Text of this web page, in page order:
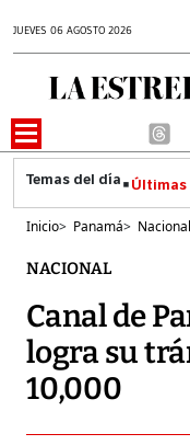
JUEVES 06 AGOSTO 2026
Inicio> Panamá> Nacional
NACIONAL
Canal de
logra su
10,000